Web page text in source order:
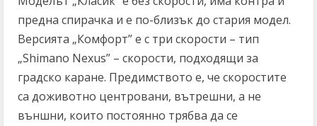
предна спирачка и е по-близък до стария модел.
Версията „Комфорт” е с три скорости – тип
„Shimano Nexus” – скорости, подходящи за
градско каране. Предимството е, че скоростите
са доживотно центровани, вътрешни, а не
външни, които постоянно трябва да се